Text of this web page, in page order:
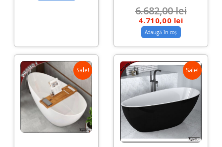
6.682,00lei
4.710,00 lei
Adaugă în coș
Sale! Sale!